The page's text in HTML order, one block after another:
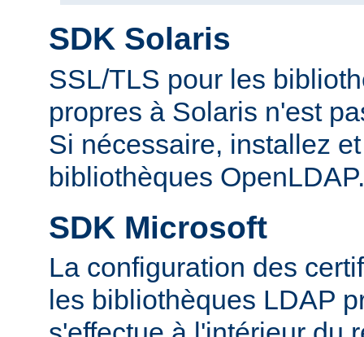
SDK Solaris
SSL/TLS pour les
propres à Solaris n'est
Si nécessaire, installez
bibliothèques OpenLDAP.
SDK Microsoft
La configuration des
les bibliothèques LDAP